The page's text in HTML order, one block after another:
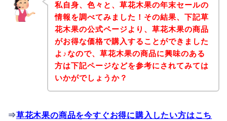
私自身、色々と、草花木果の年末セールの
情報を調べてみました！その結果、下記草
花木果の公式ページより、草花木果の商品
がお得な価格で購入することができました
よ♪なので、草花木果の商品に興味のある
方は下記ページなどを参考にされてみては
いかがでしょうか？
⇒草花木果の商品を今すぐお得に購入したい方はこち